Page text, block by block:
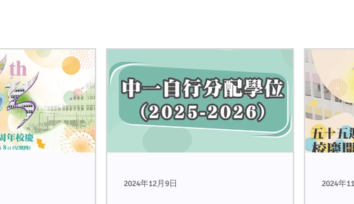
2024年12月9日 2024年